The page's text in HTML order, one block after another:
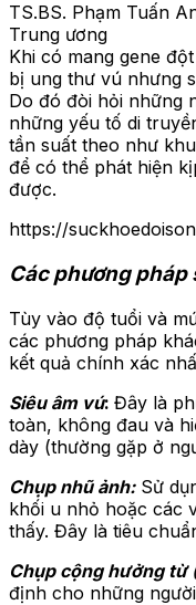
TS.BS. Phạm Tuấn
Trung ương
Khi có mang gene
bị ung thư vú nhưng
Do đó đòi hỏi những
những yếu tố di
tần suất theo như
để có thể phát hiện
được.
https://
Các phương
Tùy vào độ tuổi và
các phương pháp
kết quả chính xác
Siêu âm vú: Đây là
toàn, không đau và
dày (thường gặp ở
Chụp nhũ ảnh:Sử
khối u nhỏ hoặc các
thấy. Đây là tiêu
Chụp cộng hưởng từ
định cho những